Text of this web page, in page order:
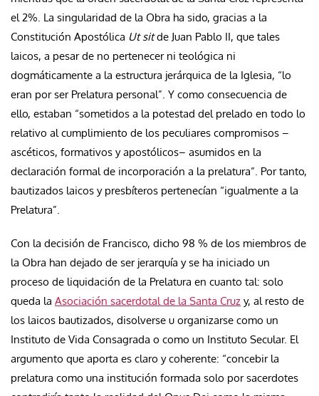
el 2%. La singularidad de la Obra ha sido, gracias a la
Constitución Apostólica Ut sitde Juan Pablo II, que tales
laicos, a pesar de no pertenecer ni teológica ni
dogmáticamente a la estructura jerárquica de la Iglesia, “lo
eran por ser Prelatura personal”. Y como consecuencia de
ello, estaban “sometidos a la potestad del prelado en todo lo
relativo al cumplimiento de los peculiares compromisos –
ascéticos, formativos y apostólicos– asumidos en la
declaración formal de incorporación a la prelatura”. Por tanto,
bautizados laicos y presbíteros pertenecían “igualmente a la
Prelatura”.
Con la decisión de Francisco, dicho 98 % de los miembros de
la Obra han dejado de ser jerarquía y se ha iniciado un
proceso de liquidación de la Prelatura en cuanto tal: solo
queda la Asociación sacerdotal de la Santa Cruz y, al resto de
los laicos bautizados, disolverse u organizarse como un
Instituto de Vida Consagrada o como un Instituto Secular. El
argumento que aporta es claro y coherente: “concebir la
prelatura como una institución formada solo por sacerdotes